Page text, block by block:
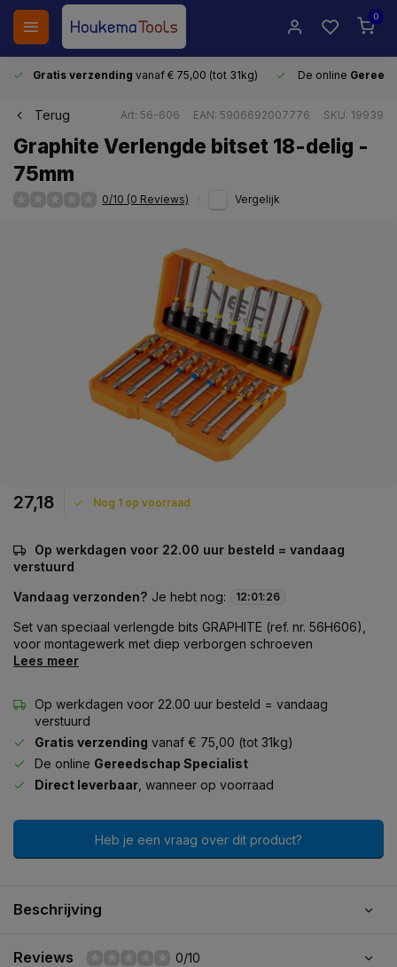
0
Gratis verzending vanaf € 75,00 (tot 31kg) De online
Terug Art: 56-606 EAN: 5906692007776 SKU: 19939
Graphite Verlengde bitset 18-delig -
75mm
0/10 (0 Reviews) Vergelijk
27,18 Nog 1 op voorraad
Op werkdagen voor 22.00 uur besteld = vandaag
verstuurd
Vandaag verzonden? Je hebt nog: 12:01:26
Set van speciaal verlengde bits GRAPHITE (ref. nr. 56H606),
voor montagewerk met diep verborgen schroeven
Lees meer
Op werkdagen voor 22.00 uur besteld = vandaag
verstuurd
Gratis verzending vanaf € 75,00 (tot 31kg)
De online Gereedschap Specialist
Direct leverbaar , wanneer op voorraad
Heb je een vraag over dit product?
Beschrijving
Reviews 0/10